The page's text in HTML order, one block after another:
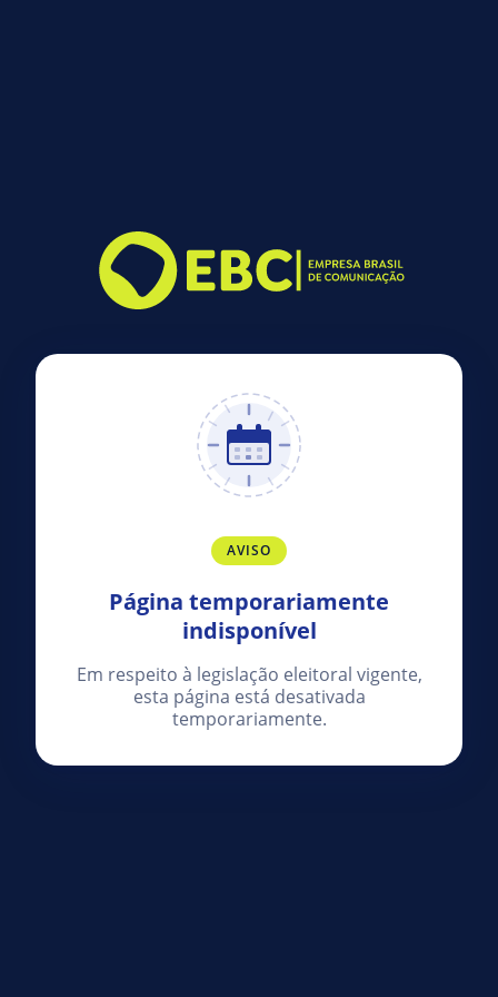
AVISO
Página temporariamente
indisponível
Em respeito à legislação eleitoral vigente,
esta página está desativada
temporariamente.